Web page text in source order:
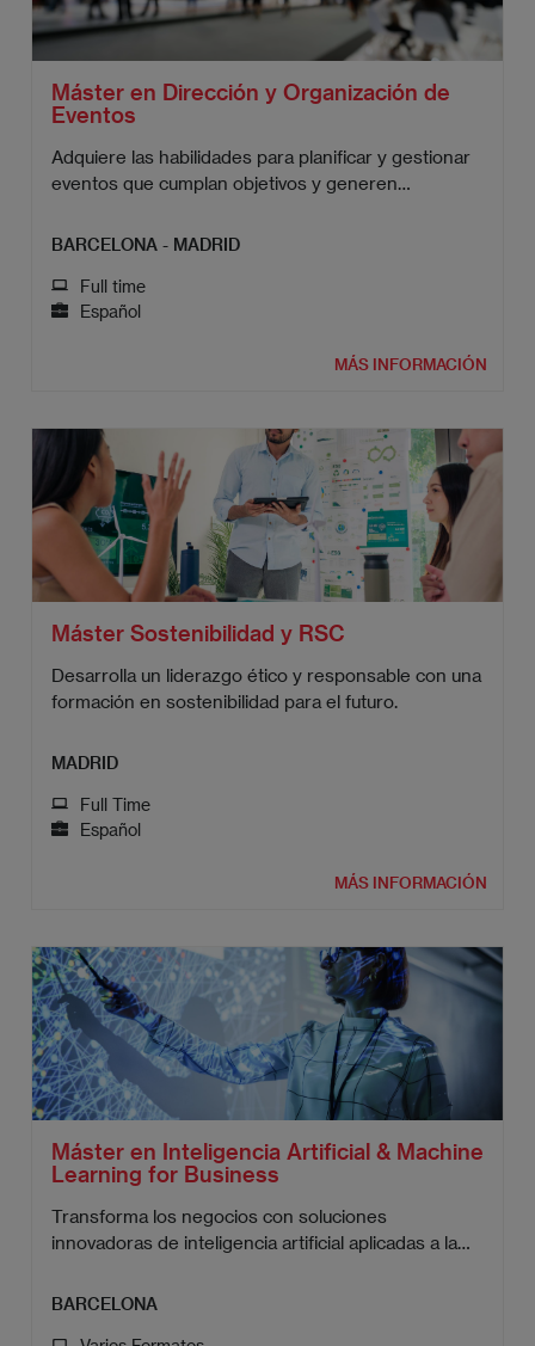
Máster en Dirección y Organización de
Eventos
Adquiere las habilidades para planificar y gestionar
eventos que cumplan objetivos y generen
BARCELONA - MADRID
Full time
Español
MÁS INFORMACIÓN
Máster Sostenibilidad y RSC
Desarrolla un liderazgo ético y responsable con una
formación en sostenibilidad para el futuro.
MADRID
Full Time
Español
MÁS INFORMACIÓN
Máster en Inteligencia Artificial & Machine
Learning for Business
Transforma los negocios con soluciones
innovadoras de inteligencia artificial aplicadas a la
BARCELONA